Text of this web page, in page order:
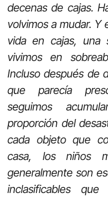
decenas de cajas.
volvimos a mudar. Y
vida en cajas,
vivimos en
Incluso después de
que parecía
seguimos
proporción del
cada objeto que
casa, los niños
generalmente son
inclasificables